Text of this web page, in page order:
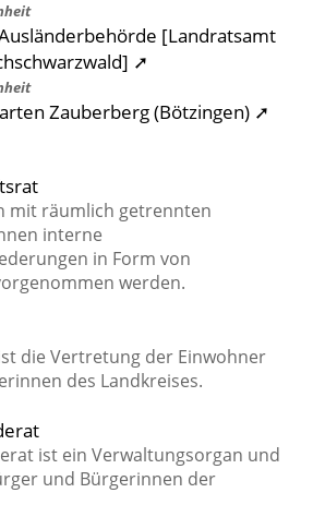
[Landratsamt
➚
Zauberberg (Bötzingen) ➚
mit räumlich getrennten
interne
in Form von
werden.
die Vertretung der Einwohner
des Landkreises.
ist ein Verwaltungsorgan und
und Bürgerinnen der